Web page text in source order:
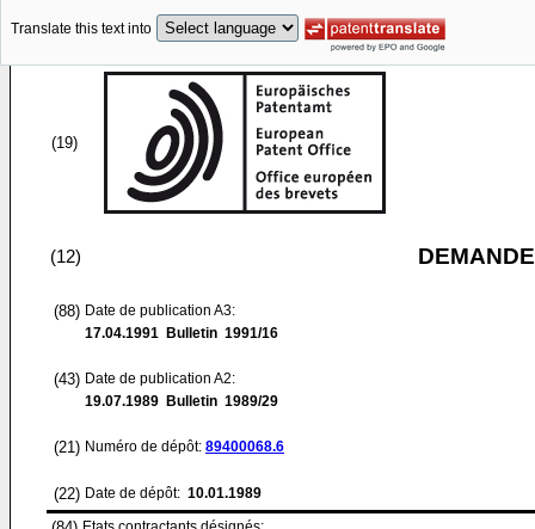
Translate this text into
(19)
(12)
(88) Date de publication A3:
17.04.1991 Bulletin 1991/16
(43) Date de publication A2:
19.07.1989 Bulletin 1989/29
(21) Numéro de dépôt: 89400068.6
(22) Date de dépôt: 10.01.1989